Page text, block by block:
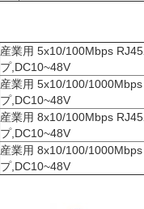
産業用 5x10/100Mbps
プ,DC10~48V
産業用 5x10/100/
プ,DC10~48V
産業用 8x10/100Mbps
プ,DC10~48V
産業用 8x10/100/
プ,DC10~48V